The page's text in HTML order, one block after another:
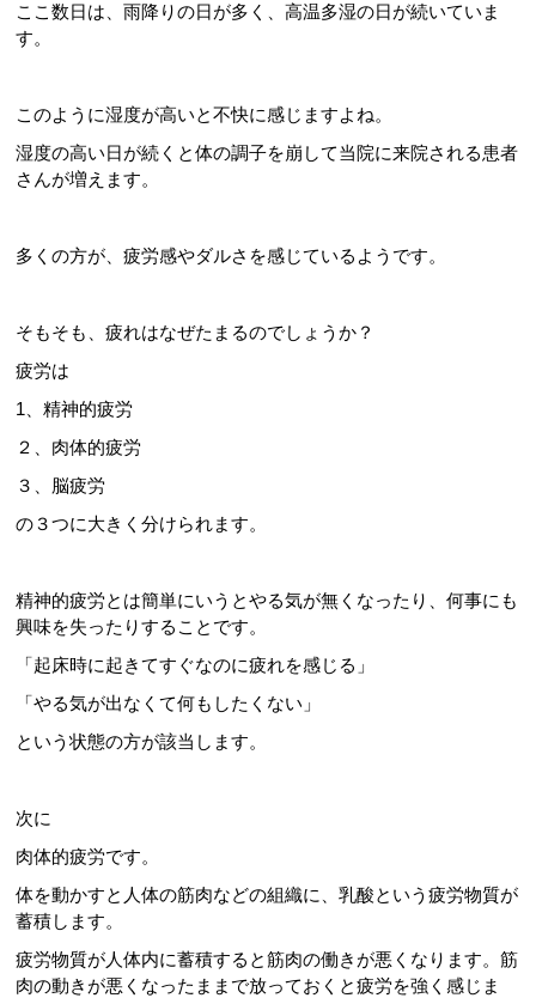
ここ数日は、雨降りの日が多く、高温多湿の日が続いていま
す。
このように湿度が高いと不快に感じますよね。
湿度の高い日が続くと体の調子を崩して当院に来院される患者
さんが増えます。
多くの方が、疲労感やダルさを感じているようです。
そもそも、疲れはなぜたまるのでしょうか？
疲労は
1、精神的疲労
２、肉体的疲労
３、脳疲労
の３つに大きく分けられます。
精神的疲労とは簡単にいうとやる気が無くなったり、何事にも
興味を失ったりすることです。
「起床時に起きてすぐなのに疲れを感じる」
「やる気が出なくて何もしたくない」
という状態の方が該当します。
次に
肉体的疲労です。
体を動かすと人体の筋肉などの組織に、乳酸という疲労物質が
蓄積します。
疲労物質が人体内に蓄積すると筋肉の働きが悪くなります。筋
肉の動きが悪くなったままで放っておくと疲労を強く感じま